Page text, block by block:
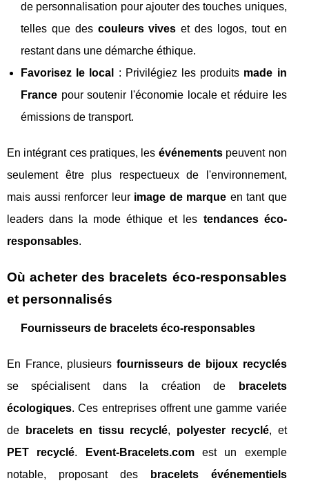
de personnalisation pour ajouter des touches uniques,
telles que des couleurs vives et des logos, tout en
restant dans une démarche éthique.
Favorisez le local
: Privilégiez les produits made in
France pour soutenir l'économie locale et réduire les
émissions de transport.
En intégrant ces pratiques, les événementspeuvent non
seulement être plus respectueux de l'environnement,
mais aussi renforcer leur image de marque en tant que
leaders dans la mode éthique et les tendances éco-
responsables.
Où acheter des bracelets éco-responsables
et personnalisés
Fournisseurs de bracelets éco-responsables
En France, plusieurs fournisseurs de bijoux recyclés
se spécialisent dans la création de
bracelets
écologiques. Ces entreprises offrent une gamme variée
de
bracelets en tissu recyclé, polyester recyclé, et
PET recyclé. Event-Bracelets.comest un exemple
notable, proposant des
bracelets événementiels